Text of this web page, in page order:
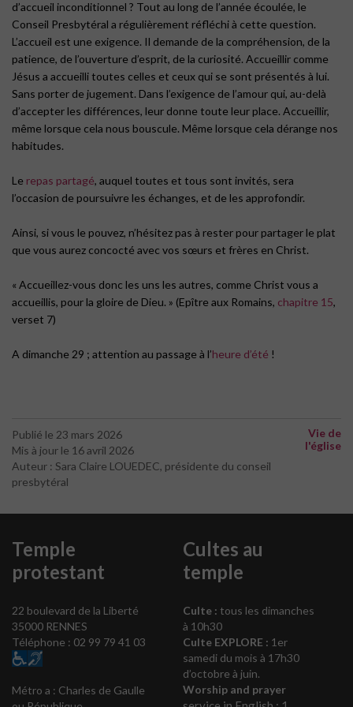
d’accueil inconditionnel ? Tout au long de l’année écoulée, le
Conseil Presbytéral a régulièrement réfléchi à cette question.
L’accueil est une exigence. Il demande de la compréhension, de la
patience, de l’ouverture d’esprit, de la curiosité. Accueillir comme
Jésus a accueilli toutes celles et ceux qui se sont présentés à lui.
Sans porter de jugement. Dans l’exigence de l’amour qui, au-delà
d’accepter les différences, leur donne toute leur place. Accueillir,
même lorsque cela nous bouscule. Même lorsque cela dérange nos
habitudes.
Le repas partagé, auquel toutes et tous sont invités, sera
l’occasion de poursuivre les échanges, et de les approfondir.
Ainsi, si vous le pouvez, n’hésitez pas à rester pour partager le plat
que vous aurez concocté avec vos sœurs et frères en Christ.
« Accueillez-vous donc les uns les autres, comme Christ vous a
accueillis, pour la gloire de Dieu. » (Epître aux Romains, chapitre 15,
verset 7)
A dimanche 29 ; attention au passage à l’heure d’été !
Publié le 23 mars 2026
Mis à jour le 16 avril 2026
Auteur : Sara Claire LOUEDEC, présidente du conseil
presbytéral
Vie de
l'église
Temple
protestant
22 boulevard de la Liberté
35000 RENNES
Téléphone : 02 99 79 41 03
Métro a : Charles de Gaulle
Cultes au
temple
Culte : tous les dimanches
à 10h30
Culte EXPLORE : 1er
samedi du mois à 17h30
d’octobre à juin.
Worship and prayer